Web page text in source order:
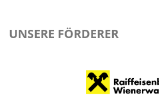
UNSERE FÖRDERER